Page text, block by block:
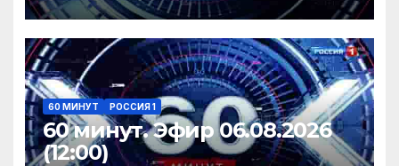
60 МИНУТ РОССИЯ 1
60 минут. Эфир 06.08.2026
(12:00)